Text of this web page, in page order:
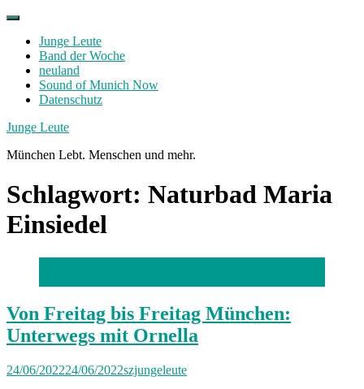
Skip
contentJunge Leute
Band der Woche
neuland
Sound of Munich Now
Datenschutz
Facebook
Twitter
Instagram
Junge Leute
München Lebt. Menschen und mehr.
Schlagwort: Naturbad Maria
Einsiedel
Von Freitag bis Freitag München:
Unterwegs mit Ornella
24/06/202224/06/2022szjungeleute